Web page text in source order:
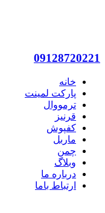
09128720221
خانه
پارکت لمینت
ترمووال
قرنیز
کفپوش
ماربل
چمن
وبلاگ
درباره ما
ارتباط باما